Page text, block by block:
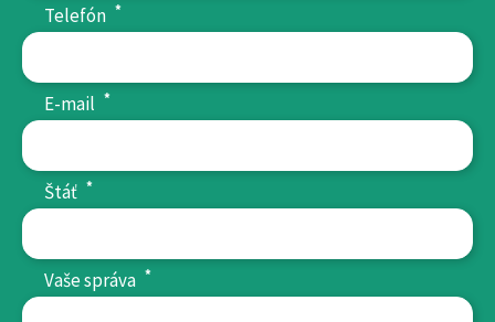
Telefón *
E-mail *
Štáť *
Vaše správa *